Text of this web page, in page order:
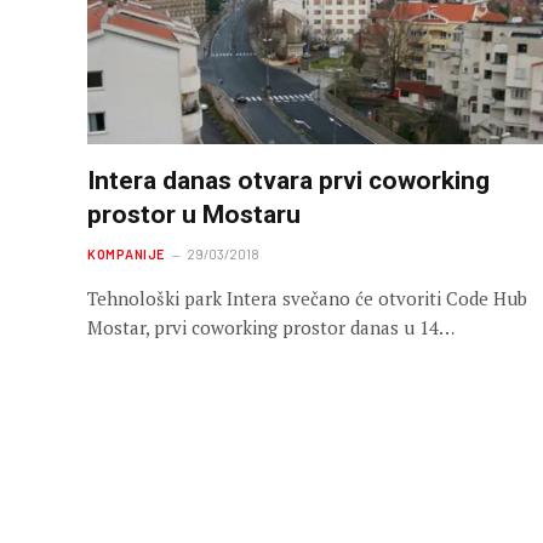
Intera danas otvara prvi coworking
prostor u Mostaru
KOMPANIJE 29/03/2018
Tehnološki park Intera svečano će otvoriti Code Hub
Mostar, prvi coworking prostor danas u 14…